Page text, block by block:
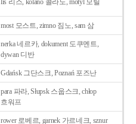
lis 리스, kolano 콜라노, motyl 모틸
most 모스트, zimno 짐노, sam 삼
nerka 네르카, dokument 도쿠멘트,
dywan 디반
Gdańsk 그단스크, Poznań 포즈난
para 파라, Słupsk 스웁스크, chłop
흐워프
rower 로베르, garnek 가르네크, sznur